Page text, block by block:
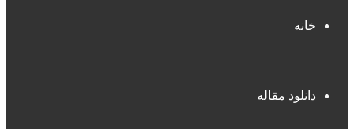
خانه
دانلود مقاله